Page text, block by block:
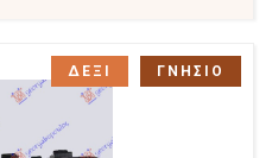
ΔΕΞΙ ΓΝΗΣΙΟ